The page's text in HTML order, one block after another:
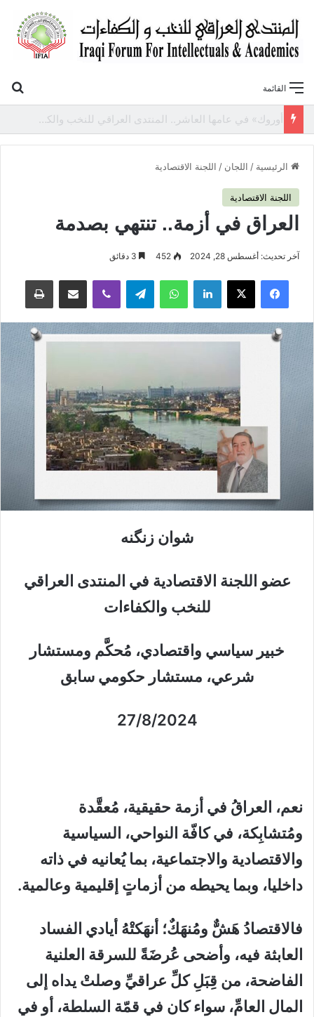
القائمة
الرئيسية / اللجان / اللجنة الاقتصادية
اللجنة الاقتصادية
العراق في أزمة.. تنتهي بصدمة
آخر تحديث: أغسطس 28, 2024 452
فيسبوك لينكدإن واتساب
شوان زنگنه
عضو اللجنة الاقتصادية في المنتدى العراقي
للنخب والكفاءات
خبير سياسي واقتصادي، مُحكَّم ومستشار
شرعي، مستشار حكومي سابق
27/8/2024
نعم، العراقُ في أزمة حقيقية، مُعقَّدة
ومُتشابِكة، في كافّة النواحي، السياسية
والاقتصادية والاجتماعية، بما يُعانيه في ذاته
داخليا، وبما يحيطه من أزماتٍ إقليمية وعالمية.
فالاقتصادُ هَشٌّ ومُنهَكٌ؛ أنهَكتْهُ أيادي الفساد
العابثة فيه، وأضحى عُرضَةً للسرقة العلنية
الفاضحة، من قِبَلِ كلِّ عراقيِّ وصلتْ يداه إلى
المال العامِّ، سواء كان في قمّة السلطة، أو في